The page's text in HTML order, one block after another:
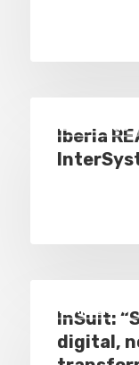
Empresas
Iberia
Empresas
InSuit:
digital,